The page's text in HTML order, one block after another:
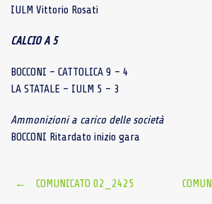
IULM Vittorio Rosati
CALCIO A 5
BOCCONI – CATTOLICA 9 – 4
LA STATALE – IULM 5 – 3
Ammonizioni a carico delle società
BOCCONI Ritardato inizio gara
Post
← COMUNICATO 02_2425